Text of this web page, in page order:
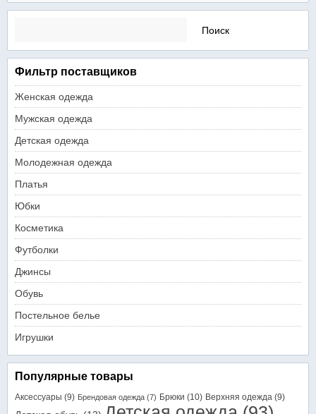
Найти:
Фильтр поставщиков
Женская одежда
Мужская одежда
Детская одежда
Молодежная одежда
Платья
Юбки
Косметика
Футболки
Джинсы
Обувь
Постельное белье
Игрушки
Популярные товары
Аксессуары (9) Брендовая одежда (7) Брюки (10) Верхняя одежда (9)